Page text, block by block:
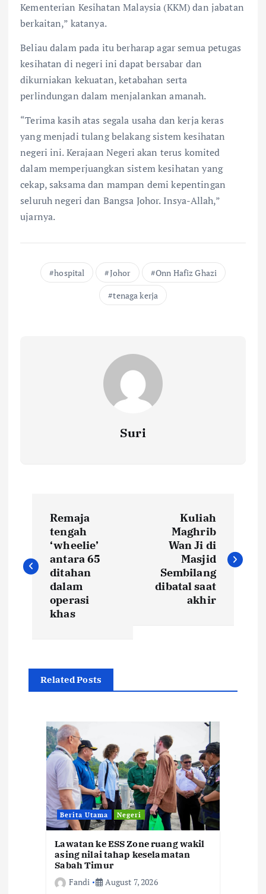
Kementerian Kesihatan Malaysia (KKM) dan jabatan
berkaitan,” katanya.
Beliau dalam pada itu berharap agar semua petugas
kesihatan di negeri ini dapat bersabar dan
dikurniakan kekuatan, ketabahan serta
perlindungan dalam menjalankan amanah.
“Terima kasih atas segala usaha dan kerja keras
yang menjadi tulang belakang sistem kesihatan
negeri ini. Kerajaan Negeri akan terus komited
dalam memperjuangkan sistem kesihatan yang
cekap, saksama dan mampan demi kepentingan
seluruh negeri dan Bangsa Johor. Insya-Allah,”
ujarnya.
hospital Johor
Onn Hafiz Ghazi
tenaga kerja
Suri
s
Remaja
tengah
‘wheelie’
antara 65
ditahan
dalam
operasi
khas
Kuliah
Maghrib
Wan Ji di
Masjid
Sembilang
dibatal saat
akhir
Related Posts
Berita Utama Negeri
Lawatan ke ESS Zone ruang wakil
asing nilai tahap keselamatan
Sabah Timur
Fandi
August 7, 2026